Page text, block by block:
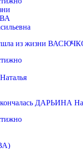
из жизни
ДАРЬИНА